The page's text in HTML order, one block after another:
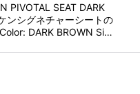
PIVOTAL SEAT DARK
ンシグネチャーシートの
DARK BROWN Si…